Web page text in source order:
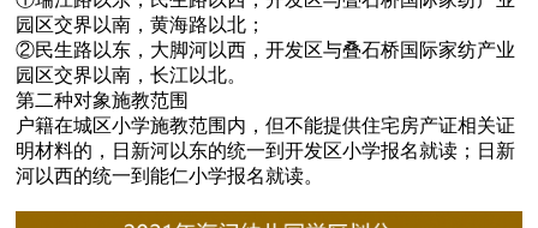
园区交界以南，黄海路以北；
②民生路以东，大脚河以西，开发区与叠石桥国际家纺产业
园区交界以南，长江以北。
第二种对象施教范围
户籍在城区小学施教范围内，但不能提供住宅房产证相关证
明材料的，日新河以东的统一到开发区小学报名就读；日新
河以西的统一到能仁小学报名就读。